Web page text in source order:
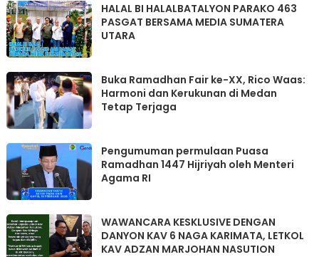
HALAL BI HALALBATALYON PARAKO 463
PASGAT BERSAMA MEDIA SUMATERA
UTARA
Buka Ramadhan Fair ke-XX, Rico Waas:
Harmoni dan Kerukunan di Medan
Tetap Terjaga
Pengumuman permulaan Puasa
Ramadhan 1447 Hijriyah oleh Menteri
Agama RI
WAWANCARA KESKLUSIVE DENGAN
DANYON KAV 6 NAGA KARIMATA, LETKOL
KAV ADZAN MARJOHAN NASUTION